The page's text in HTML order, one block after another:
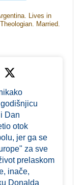
Lives in
Married.
Dan
otok
jer ga se
za sve
prelaskom
inače,
Donalda